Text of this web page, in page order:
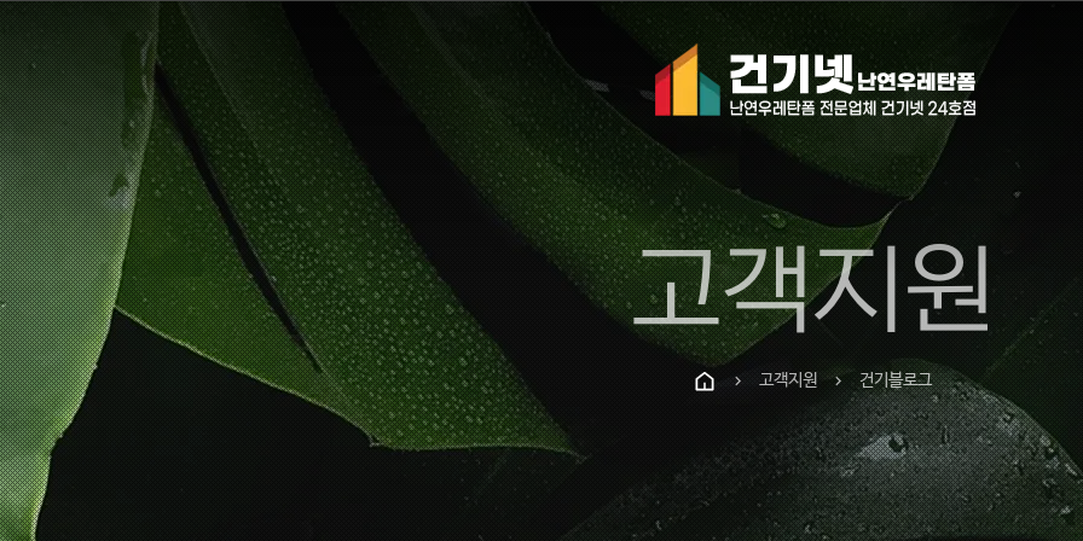
고객지원
chevron_right 고객지원 chevron_right 건기블로그